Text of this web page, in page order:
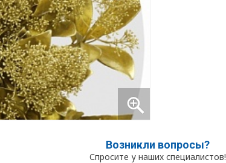
Возникли вопросы?
Спросите у наших специалистов!